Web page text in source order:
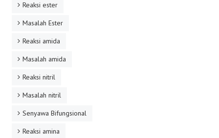
Reaksi ester
Masalah Ester
Reaksi amida
Masalah amida
Reaksi nitril
Masalah nitril
Senyawa Bifungsional
Reaksi amina